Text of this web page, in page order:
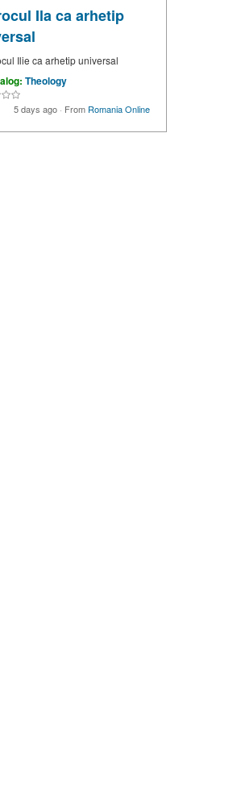
Ila ca arhetip
Ilie ca arhetip universal
Theology
5 days ago · From Romania Online